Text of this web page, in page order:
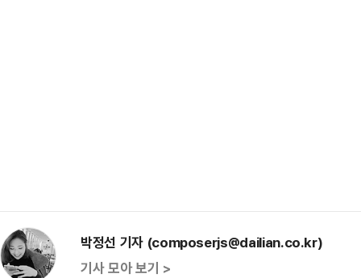
박정선 기자 (composerjs@dailian.co.kr)
기사 모아 보기 >